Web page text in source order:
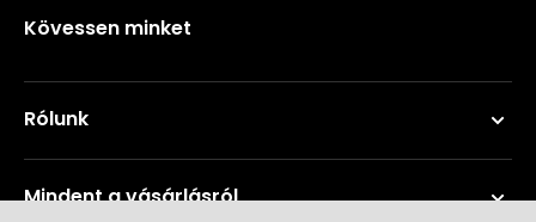
Kövessen minket
Rólunk
Mindent a vásárlásról